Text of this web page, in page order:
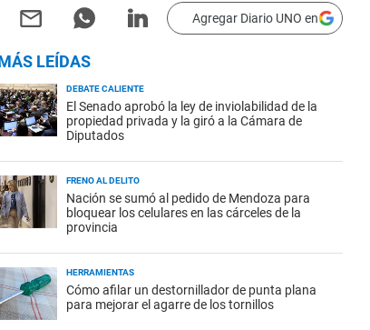
Agregar Diario UNO en
LEÍDAS
DEBATE CALIENTE
El Senado aprobó la ley de inviolabilidad de la
propiedad privada y la giró a la Cámara de
Diputados
FRENO AL DELITO
Nación se sumó al pedido de Mendoza para
bloquear los celulares en las cárceles de la
provincia
HERRAMIENTAS
Cómo afilar un destornillador de punta plana
para mejorar el agarre de los tornillos